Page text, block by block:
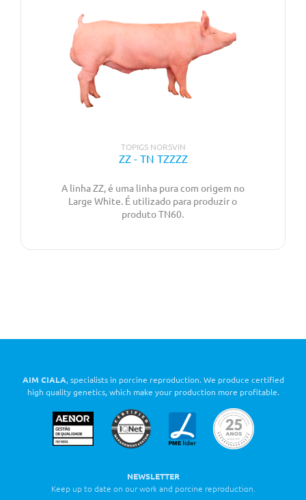
TOPIGS NORSVIN
ZZ - TN TZZZZ
A linha ZZ, é uma linha pura com origem no
Large White. É utilizado para produzir o
produto TN60.
AIM CIALA, specialists in porcine reproduction. We produce certified
high quality genetics, which make your production more profitable.
NEWSLETTER
Keep up to date on our work and porcine reproduction.